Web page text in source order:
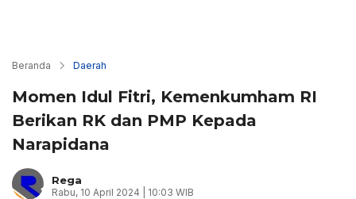
Beranda Daerah
Momen Idul Fitri, Kemenkumham RI
Berikan RK dan PMP Kepada
Narapidana
Rega
Rabu, 10 April 2024 | 10:03 WIB